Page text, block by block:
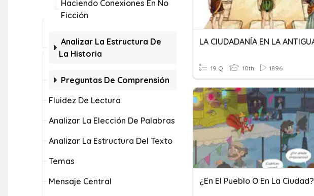
Haciendo Conexiones En No
Ficción
Analizar La Estructura De
La Historia
Preguntas De Comprensión
Fluidez De Lectura
Analizar La Elección De Palabras
Analizar La Estructura Del Texto
Temas
Mensaje Central
19 Q 10th 1896
¿En El Pueblo O En La Ciudad?